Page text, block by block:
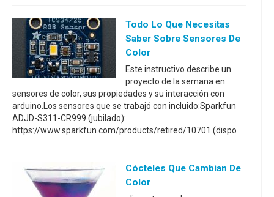
Todo Lo Que Necesitas
Saber Sobre Sensores De
Color
Este instructivo describe un
proyecto de la semana en
sensores de color, sus propiedades y su interacción con
arduino.Los sensores que se trabajó con incluido:Sparkfun
ADJD-S311-CR999 (jubilado):
https://www.sparkfun.com/products/retired/10701 (dispo
Cócteles Que Cambian De
Color